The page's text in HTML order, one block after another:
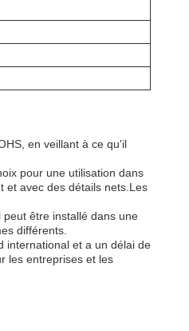
en veillant à ce qu'il
pour une utilisation dans
et avec des détails nets.Les
être installé dans une
différents.
international et a un délai de
les entreprises et les